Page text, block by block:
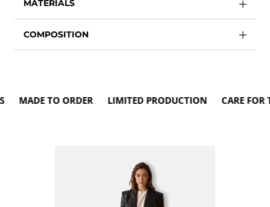
MATERIALS
COMPOSITION
TO ORDER LIMITED PRODUCTION CARE FOR THE